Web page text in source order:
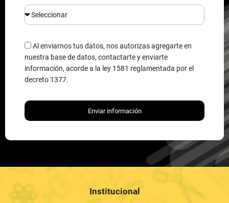
Al enviarnos tus datos, nos autorizas agregarte en
nuestra base de datos, contactarte y enviarte
información, acorde a la ley 1581 reglamentada por el
decreto 1377.
Enviar información
Institucional